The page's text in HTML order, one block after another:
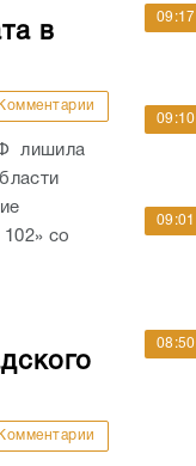
в
Комментарии
лишила
со
Комментарии
09:17
09:10
09:01
08:50